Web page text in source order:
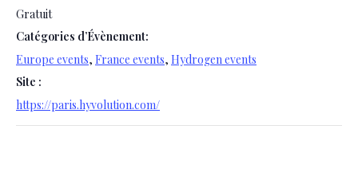
Gratuit
Catégories d’Évènement:
Europe events, France events, Hydrogen events
Site :
https://paris.hyvolution.com/